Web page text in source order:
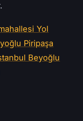
Yol
Piripaşa
Beyoğlu